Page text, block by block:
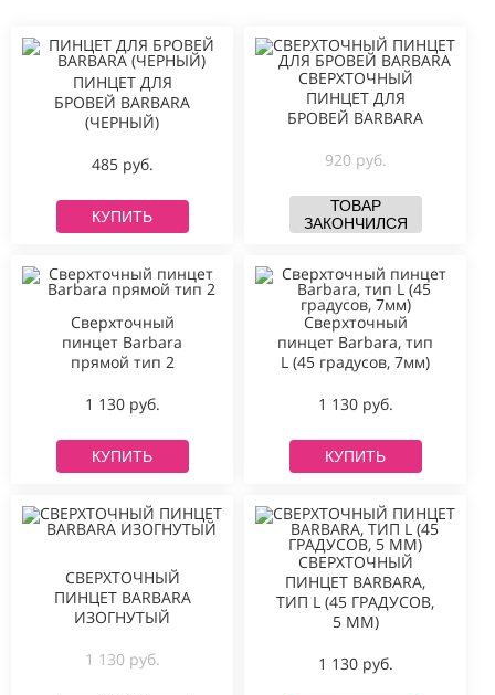
ПИНЦЕТ ДЛЯ
БРОВЕЙ BARBARA
(ЧЕРНЫЙ)
485 руб.
КУПИТЬ
СВЕРХТОЧНЫЙ
ПИНЦЕТ ДЛЯ
БРОВЕЙ BARBARA
920 руб.
ТОВАР
ЗАКОНЧИЛСЯ
Сверхточный
пинцет Barbara
прямой тип 2
1 130 руб.
КУПИТЬ
Сверхточный
пинцет Barbara, тип
L (45 градусов, 7мм)
1 130 руб.
КУПИТЬ
СВЕРХТОЧНЫЙ
ПИНЦЕТ BARBARA
ИЗОГНУТЫЙ
1 130 руб.
СВЕРХТОЧНЫЙ
ПИНЦЕТ BARBARA,
ТИП L (45 ГРАДУСОВ,
5 ММ)
1 130 руб.